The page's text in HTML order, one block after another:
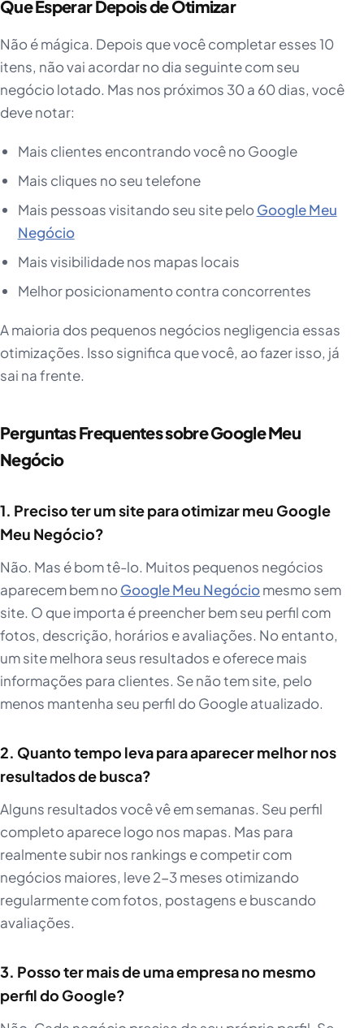
Que Esperar Depois de Otimizar
Não é mágica. Depois que você completar esses 10
itens, não vai acordar no dia seguinte com seu
negócio lotado. Mas nos próximos 30 a 60 dias, você
deve notar:
Mais clientes encontrando você no Google
Mais cliques no seu telefone
Mais pessoas visitando seu site peloGoogle Meu
Negócio
Mais visibilidade nos mapas locais
Melhor posicionamento contra concorrentes
A maioria dos pequenos negócios negligencia essas
otimizações. Isso significa que você, ao fazer isso, já
sai na frente.
Perguntas Frequentes sobre Google Meu
Negócio
1. Preciso ter um site para otimizar meu Google
Meu Negócio?
Não. Mas é bom tê-lo. Muitos pequenos negócios
aparecem bem noGoogle Meu Negóciomesmo sem
site. O que importa é preencher bem seu perfil com
fotos, descrição, horários e avaliações. No entanto,
um site melhora seus resultados e oferece mais
informações para clientes. Se não tem site, pelo
menos mantenha seu perfil do Google atualizado.
2. Quanto tempo leva para aparecer melhor nos
resultados de busca?
Alguns resultados você vê em semanas. Seu perfil
completo aparece logo nos mapas. Mas para
realmente subir nos rankings e competir com
negócios maiores, leve 2-3 meses otimizando
regularmente com fotos, postagens e buscando
avaliações.
3. Posso ter mais de uma empresa no mesmo
perfil do Google?